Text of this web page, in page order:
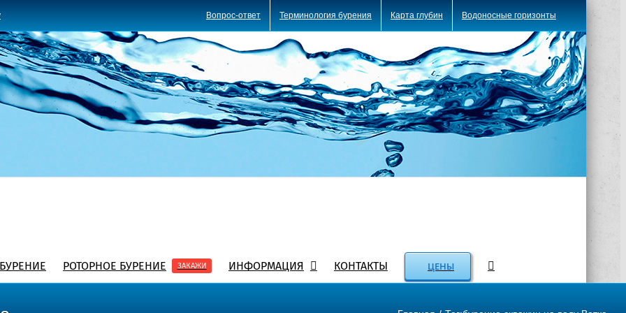
Вопрос-ответ Терминология бурения Карта глубин Водоносные горизонты
РОТОРНОЕ БУРЕНИЕ ЗАКАЖИ ИНФОРМАЦИЯ КОНТАКТЫ ЦЕНЫ